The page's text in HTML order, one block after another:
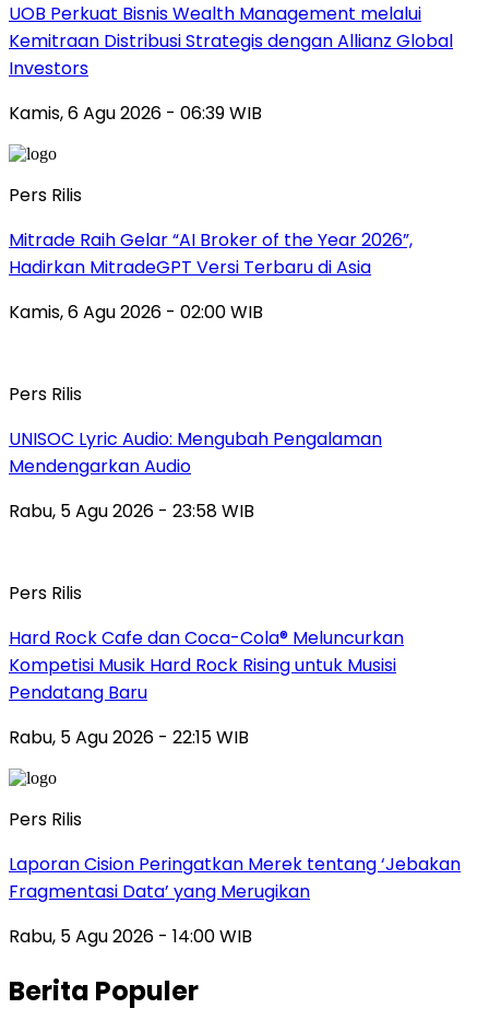
UOB Perkuat Bisnis Wealth Management melalui
Kemitraan Distribusi Strategis dengan Allianz Global
Investors
Kamis, 6 Agu 2026 - 06:39 WIB
Pers Rilis
Mitrade Raih Gelar “AI Broker of the Year 2026”,
Hadirkan MitradeGPT Versi Terbaru di Asia
Kamis, 6 Agu 2026 - 02:00 WIB
Pers Rilis
UNISOC Lyric Audio: Mengubah Pengalaman
Mendengarkan Audio
Rabu, 5 Agu 2026 - 23:58 WIB
Pers Rilis
Hard Rock Cafe dan Coca-Cola® Meluncurkan
Kompetisi Musik Hard Rock Rising untuk Musisi
Pendatang Baru
Rabu, 5 Agu 2026 - 22:15 WIB
Pers Rilis
Laporan Cision Peringatkan Merek tentang ‘Jebakan
Fragmentasi Data’ yang Merugikan
Rabu, 5 Agu 2026 - 14:00 WIB
Berita Populer